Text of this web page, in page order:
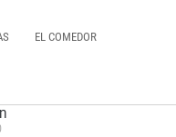
EL COMEDOR